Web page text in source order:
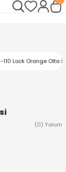
110 Lock Orange Olta
(0) Yorum